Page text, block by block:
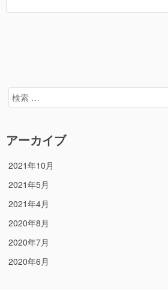
検
索
アーカイブ
2021年10月
2021年5月
2021年4月
2020年8月
2020年7月
2020年6月